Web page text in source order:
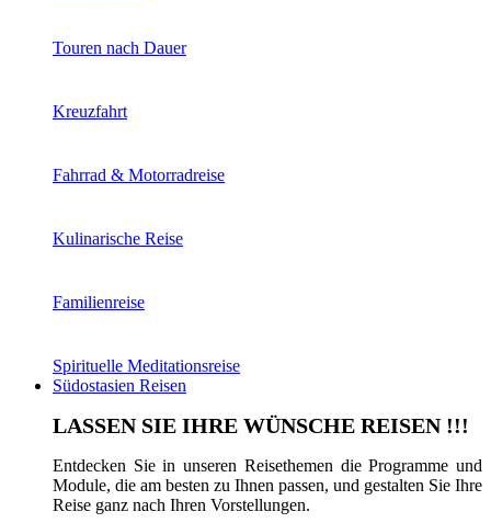
Touren nach Dauer
Kreuzfahrt
Fahrrad & Motorradreise
Kulinarische Reise
Familienreise
Spirituelle Meditationsreise
Südostasien Reisen
LASSEN SIE IHRE WÜNSCHE REISEN !!!
Entdecken Sie in unseren Reisethemen die Programme und
Module, die am besten zu Ihnen passen, und gestalten Sie Ihre
Reise ganz nach Ihren Vorstellungen.